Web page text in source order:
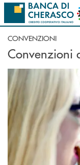
Salta al contenuto
CONVENZIONI
Convenzioni